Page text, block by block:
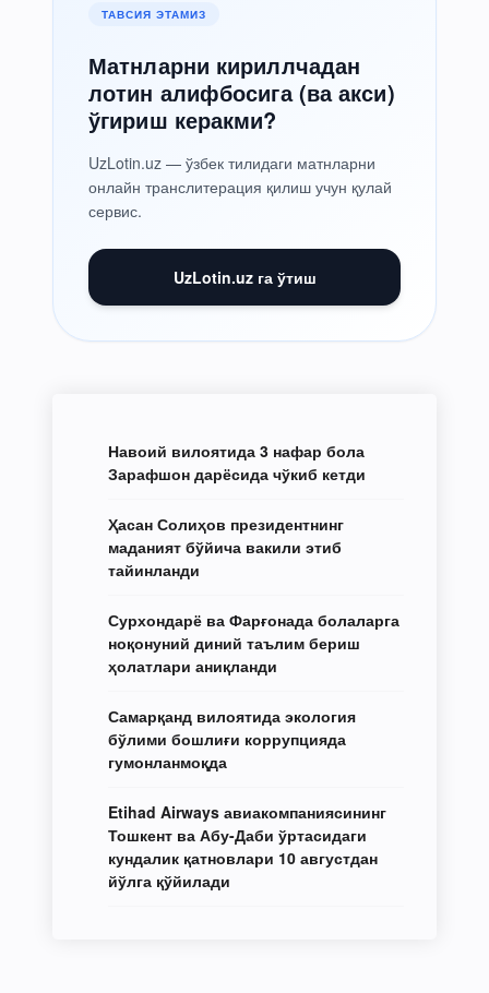
ТАВСИЯ ЭТАМИЗ
Матнларни кириллчадан
лотин алифбосига (ва акси)
ўгириш керакми?
UzLotin.uz — ўзбек тилидаги матнларни
онлайн транслитерация қилиш учун қулай
сервис.
UzLotin.uz га ўтиш
Навоий вилоятида 3 нафар бола
Зарафшон дарёсида чўкиб кетди
Ҳасан Солиҳов президентнинг
маданият бўйича вакили этиб
тайинланди
Сурхондарё ва Фарғонада болаларга
ноқонуний диний таълим бериш
ҳолатлари аниқланди
Самарқанд вилоятида экология
бўлими бошлиғи коррупцияда
гумонланмоқда
Etihad Airways авиакомпаниясининг
Тошкент ва Абу-Даби ўртасидаги
кундалик қатновлари 10 августдан
йўлга қўйилади